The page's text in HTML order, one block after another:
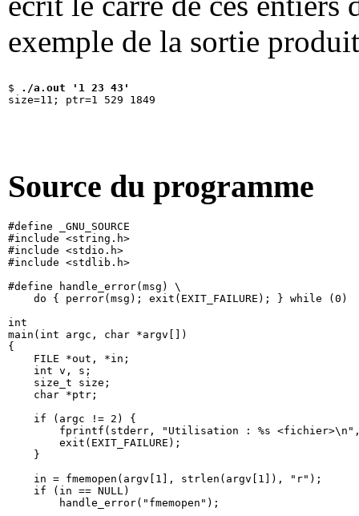
exemple de la sortie
$ ./a.out '1 23 43'
Source du programme
#define _GNU_SOURCE
#include <string.h>
#include <stdio.h>
#include <stdlib.h>
#define handle_error(msg) \
    do { perror(msg); exit(EXIT_FAILURE); } while (0)
int
main(int argc, char *argv[])
{
    FILE *out, *in;
    int v, s;
    size_t size;
    char *ptr;
    if (argc != 2) {
fprintf(stderr, "Utilisation : %s
        exit(EXIT_FAILURE);
    }
    in = fmemopen(argv[1], strlen(argv[1]), "r");
    if (in == NULL)
        handle_error("fmemopen");